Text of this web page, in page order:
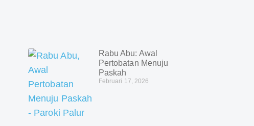
Rabu Abu: Awal
Pertobatan Menuju
Paskah
Februari 17, 2026